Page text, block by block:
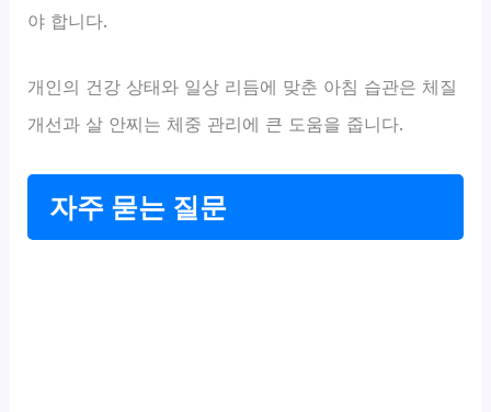
야 합니다.
개인의 건강 상태와 일상 리듬에 맞춘 아침 습관은 체질
개선과 살 안찌는 체중 관리에 큰 도움을 줍니다.
자주 묻는 질문